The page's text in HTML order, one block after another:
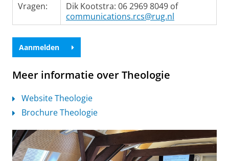
Vragen:
Dik Kootstra: 06 2969 8049 of
communications.rcs@rug.nl
Aanmelden
Meer informatie over Theologie
Website Theologie
Brochure Theologie